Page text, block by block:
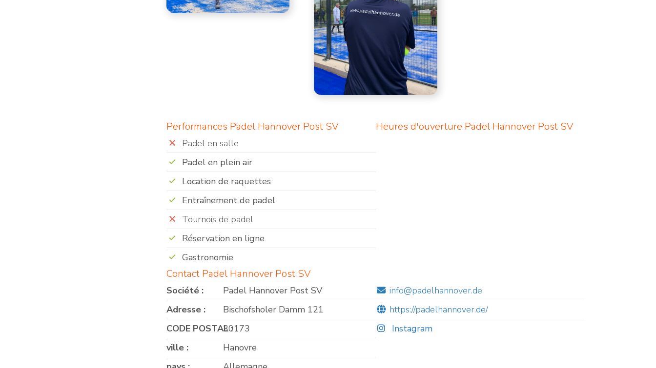
Performances Padel Hannover Post SV
Padel en salle
Padel en plein air
Location de raquettes
Entraînement de padel
Tournois de padel
Réservation en ligne
Gastronomie
Heures d'ouverture Padel Hannover Post SV
Contact Padel Hannover Post SV
Société :
Padel Hannover Post SV
Adresse :
Bischofsholer Damm 121
CODE POSTAL :30173
ville :
Hanovre
info@padelhannover.de
https://padelhannover.de/
Instagram